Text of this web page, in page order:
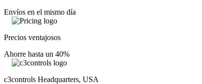
Envíos en el mismo día
Precios ventajosos
Ahorre hasta un 40%
c3controls Headquarters, USA